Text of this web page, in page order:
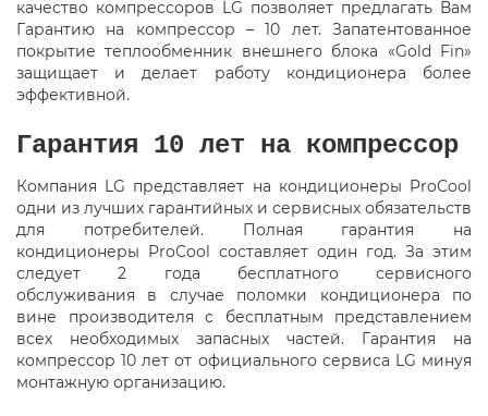
качество компрессоров LG позволяет предлагать Вам
Гарантию на компрессор – 10 лет. Запатентованное
покрытие теплообменник внешнего блока «Gold Fin»
защищает и делает работу кондиционера более
эффективной.
Гарантия 10 лет на компрессор
Компания LG представляет на кондиционеры ProCool
одни из лучших гарантийных и сервисных обязательств
для потребителей. Полная гарантия на
кондиционеры ProCool составляет один год. За этим
следует 2 года бесплатного сервисного
обслуживания в случае поломки кондиционера по
вине производителя с бесплатным представлением
всех необходимых запасных частей. Гарантия на
компрессор 10 лет от официального сервиса LG минуя
монтажную организацию.